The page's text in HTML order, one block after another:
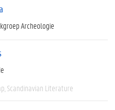
Archeologie
Scandinavian Literature